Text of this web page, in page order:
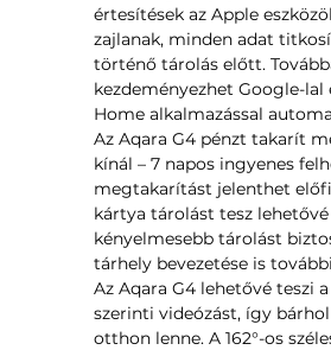
értesítések az Apple
zajlanak, minden adat
történő tárolás előtt.
kezdeményezhet Google-lal
Home alkalmazással
Az Aqara G4 pénzt takarít
kínál – 7 napos ingyenes
megtakarítást jelenthet
kártya tárolást tesz
kényelmesebb tárolást
tárhely bevezetése is
Az Aqara G4 lehetővé teszi
szerinti videózást, így
otthon lenne. A 162°-os